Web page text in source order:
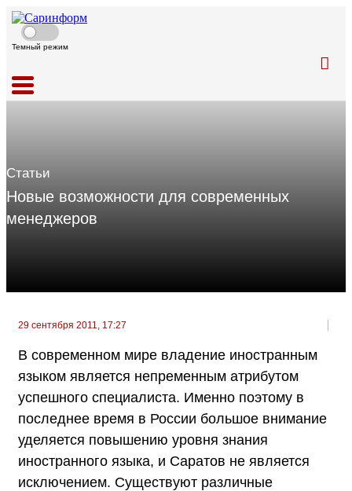
Темный режим
Статьи
Новые возможности для современных
менеджеров
29 сентября 2011, 17:27
В современном мире владение иностранным
языком является непременным атрибутом
успешного специалиста. Именно поэтому в
последнее время в России большое внимание
уделяется повышению уровня знания
иностранного языка, и Саратов не является
исключением. Существуют различные